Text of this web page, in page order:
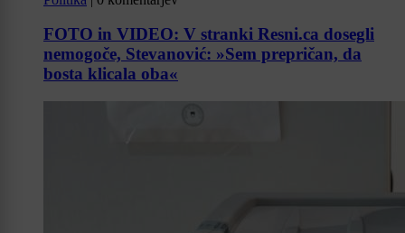
FOTO in VIDEO: V stranki Resni.ca dosegli
nemogoče, Stevanović: »Sem prepričan, da
bosta klicala oba«